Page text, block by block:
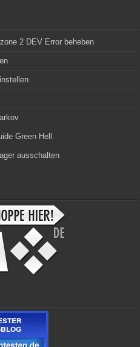
2 DEV Error beheben
Green Hell
ausschalten